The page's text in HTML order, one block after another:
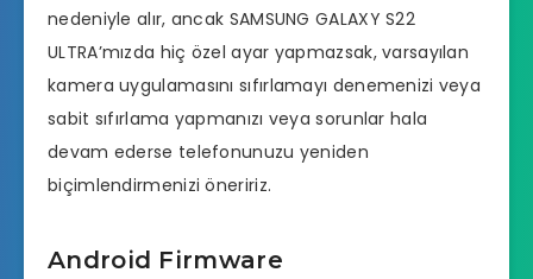
nedeniyle alır, ancak SAMSUNG GALAXY S22
ULTRA’mızda hiç özel ayar yapmazsak, varsayılan
kamera uygulamasını sıfırlamayı denemenizi veya
sabit sıfırlama yapmanızı veya sorunlar hala
devam ederse telefonunuzu yeniden
biçimlendirmenizi öneririz.
Android Firmware